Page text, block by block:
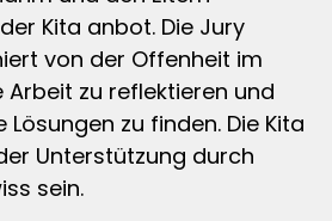
Kita anbot. Die Jury
von der Offenheit im
Arbeit zu reflektieren und
zu finden. Die Kita
Unterstützung durch
sein.